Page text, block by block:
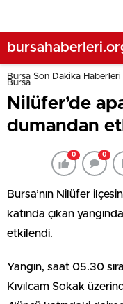
Bursa Son Dakika
Bursa
Nilüfer’de
dumandan
0 0
Bursa’nın Nilüfer
katında çıkan
etkilendi.
Yangın, saat 05.30
Kıvılcam Sokak